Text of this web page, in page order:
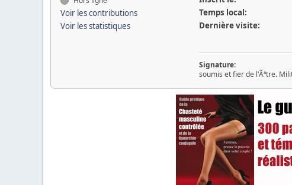
Voir les contributions
Voir les statistiques
Temps local:
Dernière visite:
Signature:
soumis et fier de l'Ãªtre.